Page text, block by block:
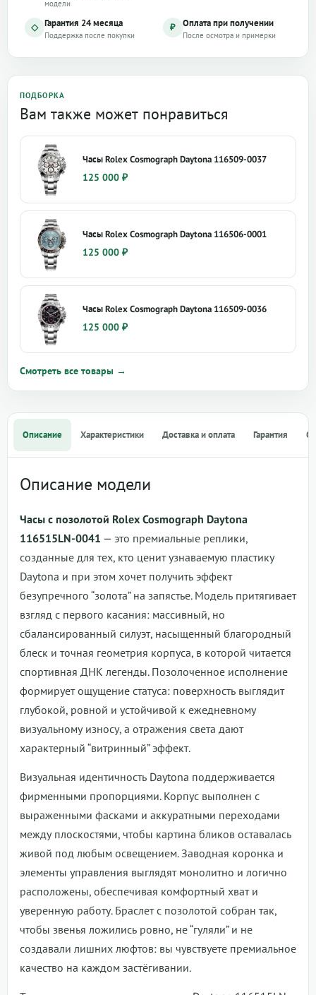
модели
◇ Гарантия 24 месяца
Поддержка после покупки
₽ Оплата при получении
После осмотра и примерки
ПОДБОРКА
Вам также может понравиться
Часы Rolex Cosmograph Daytona 116509-0037
125 000 ₽
Часы Rolex Cosmograph Daytona 116506-0001
125 000 ₽
Часы Rolex Cosmograph Daytona 116509-0036
125 000 ₽
Смотреть все товары →
Описание Характеристики Доставка и оплата Гарантия
Описание модели
Часы с позолотой Rolex Cosmograph Daytona
116515LN-0041 — это премиальные реплики,
созданные для тех, кто ценит узнаваемую пластику
Daytona и при этом хочет получить эффект
безупречного “золота” на запястье. Модель притягивает
взгляд с первого касания: массивный, но
сбалансированный силуэт, насыщенный благородный
блеск и точная геометрия корпуса, в которой читается
спортивная ДНК легенды. Позолоченное исполнение
формирует ощущение статуса: поверхность выглядит
глубокой, ровной и устойчивой к ежедневному
визуальному износу, а отражения света дают
характерный “витринный” эффект.
Визуальная идентичность Daytona поддерживается
фирменными пропорциями. Корпус выполнен с
выраженными фасками и аккуратными переходами
между плоскостями, чтобы картина бликов оставалась
живой под любым освещением. Заводная коронка и
элементы управления выглядят монолитно и логично
расположены, обеспечивая комфортный хват и
уверенную работу. Браслет с позолотой собран так,
чтобы звенья ложились ровно, не “гуляли” и не
создавали лишних люфтов: вы чувствуете премиальное
качество на каждом застёгивании.